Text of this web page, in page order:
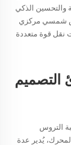
والتحسين الذكي
شمسي مركزي
نقل قوة متعددة
التصميم
التروس
يُدير عدة